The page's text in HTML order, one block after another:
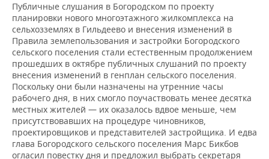
Публичные слушания в Богородском по проекту
планировки нового многоэтажного жилкомплекса на
сельхозземлях в Гильдеево и внесения изменений в
Правила землепользования и застройки Богородского
сельского поселения стали естественным продолжением
прошедших в октябре публичных слушаний по проекту
внесения изменений в генплан сельского поселения.
Поскольку они были назначены на утренние часы
рабочего дня, в них смогло поучаствовать менее десятка
местных жителей — их оказалось вдвое меньше, чем
присутствовавших на процедуре чиновников,
проектировщиков и представителей застройщика. И едва
глава Богородского сельского поселения Марс Бикбов
огласил повестку дня и предложил выбрать секретаря